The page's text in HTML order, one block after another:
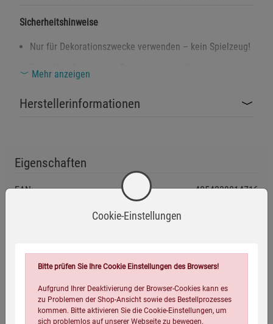
Sicherheitshinweise
Nur für Dekorationszwecke verwenden – kein Spielzeug!
aufstellen – Kleinteile und zerbrechliche Komponenten.
Nur im Innenbereich verwenden, nicht wetterfest.
Mehr anzeigen
Herstellerinformationen
Eigenschaften
EAN:
4054239014716
Verpackungsgewicht:
Wird oft zusammen bestellt:
Cookie-Einstellungen
Bitte prüfen Sie Ihre Cookie Einstellungen des Browsers!
Aufgrund Ihrer Deaktivierung der Browser-Cookies kann es
zu Problemen der Shop-Ansicht sowie des Bestellprozesses
kommen. Bitte aktivieren Sie die Cookie-Einstellungen, um
sich problemlos auf unserer Webseite zu bewegen.